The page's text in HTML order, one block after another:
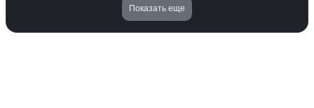
Показать еще